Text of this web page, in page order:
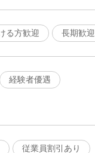
る方歓迎 長期歓迎
経験者優遇
従業員割引あり